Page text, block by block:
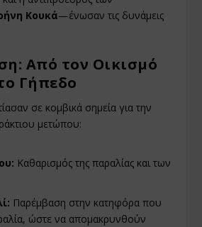
Κουκά—ένωσαν τις δυνάμεις
Από τον Οικισμό
Γήπεδο
σε κομβικά σημεία για την
μετώπου:
Καθαρισμός της παραλίας και των
Παρέμβαση στην κατηφόρα που
ώστε να απομακρυνθούν